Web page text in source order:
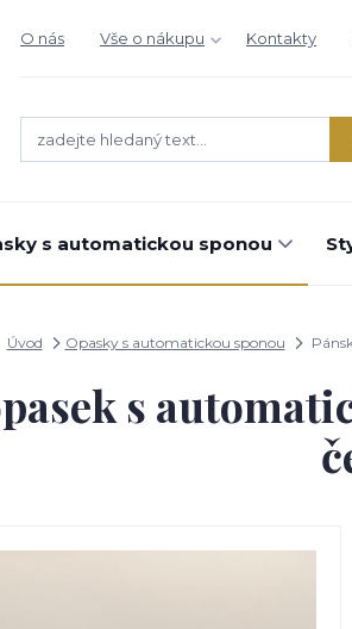
O nás Vše o nákupu Kontakty
s automatickou sponou
Úvod Opasky s automatickou sponou
s